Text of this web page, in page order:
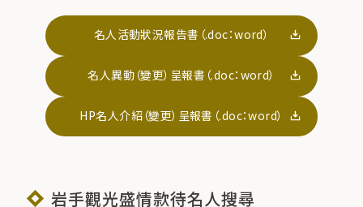
名人活動狀況報告書（.doc：word）
名人異動（變更）呈報書（.doc：word）
HP名人介紹（變更）呈報書（.doc：word）
岩手觀光盛情款待名人搜尋